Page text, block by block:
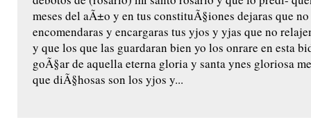
meses del aÃ±o y en tus constituÃ§iones dejaras que
encomendaras y encargaras tus yjos y yjas que no
y que los que las guardaran bien yo los onrare en esta
goÃ§ar de aquella eterna gloria y santa ynes gloriosa
que diÃ§hosas son los yjos y...